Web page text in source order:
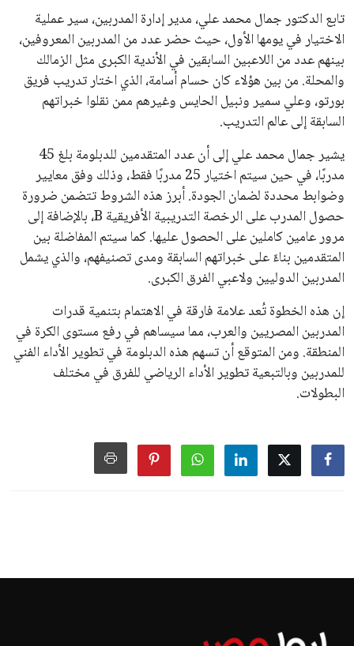
تابع الدكتور جمال محمد علي، مدير إدارة المدربين، سير عملية
الاختيار في يومها الأول، حيث حضر عدد من المدربين المعروفين،
بينهم عدد من اللاعبين السابقين في الأندية الكبرى مثل الزمالك
والمحلة. من بين هؤلاء كان حسام أسامة، الذي اختار تدريب فريق
بورتو، وعلي سمير ونبيل الحايس وغيرهم ممن نقلوا خبراتهم
السابقة إلى عالم التدريب.
يشير جمال محمد علي إلى أن عدد المتقدمين للدبلومة بلغ 45
مدربًا، في حين سيتم اختيار 25 مدربًا فقط، وذلك وفق معايير
وضوابط محددة لضمان الجودة. أبرز هذه الشروط تتضمن ضرورة
حصول المدرب على الرخصة التدريبية الأفريقية B، بالإضافة إلى
مرور عامين كاملين على الحصول عليها. كما سيتم المفاضلة بين
المتقدمين بناءً على خبراتهم السابقة ومدى تصنيفهم، والذي يشمل
المدربين الدوليين ولاعبي الفرق الكبرى.
إن هذه الخطوة تُعد علامة فارقة في الاهتمام بتنمية قدرات
المدربين المصريين والعرب، مما سيساهم في رفع مستوى الكرة في
المنطقة. ومن المتوقع أن تسهم هذه الدبلومة في تطوير الأداء الفني
للمدربين وبالتبعية تطوير الأداء الرياضي للفرق في مختلف
البطولات.